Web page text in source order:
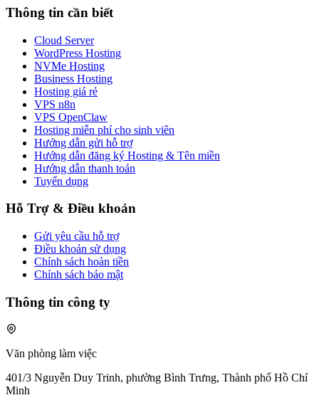
Thông tin cần biết
Cloud Server
WordPress Hosting
NVMe Hosting
Business Hosting
Hosting giá rẻ
VPS n8n
VPS OpenClaw
Hosting miễn phí cho sinh viên
Hướng dẫn gửi hỗ trợ
Hướng dẫn đăng ký Hosting & Tên miền
Hướng dẫn thanh toán
Tuyển dụng
Hỗ Trợ & Điều khoản
Gửi yêu cầu hỗ trợ
Điều khoản sử dụng
Chính sách hoàn tiền
Chính sách bảo mật
Thông tin công ty
Văn phòng làm việc
401/3 Nguyễn Duy Trinh, phường Bình Trưng, Thành phố Hồ Chí
Minh